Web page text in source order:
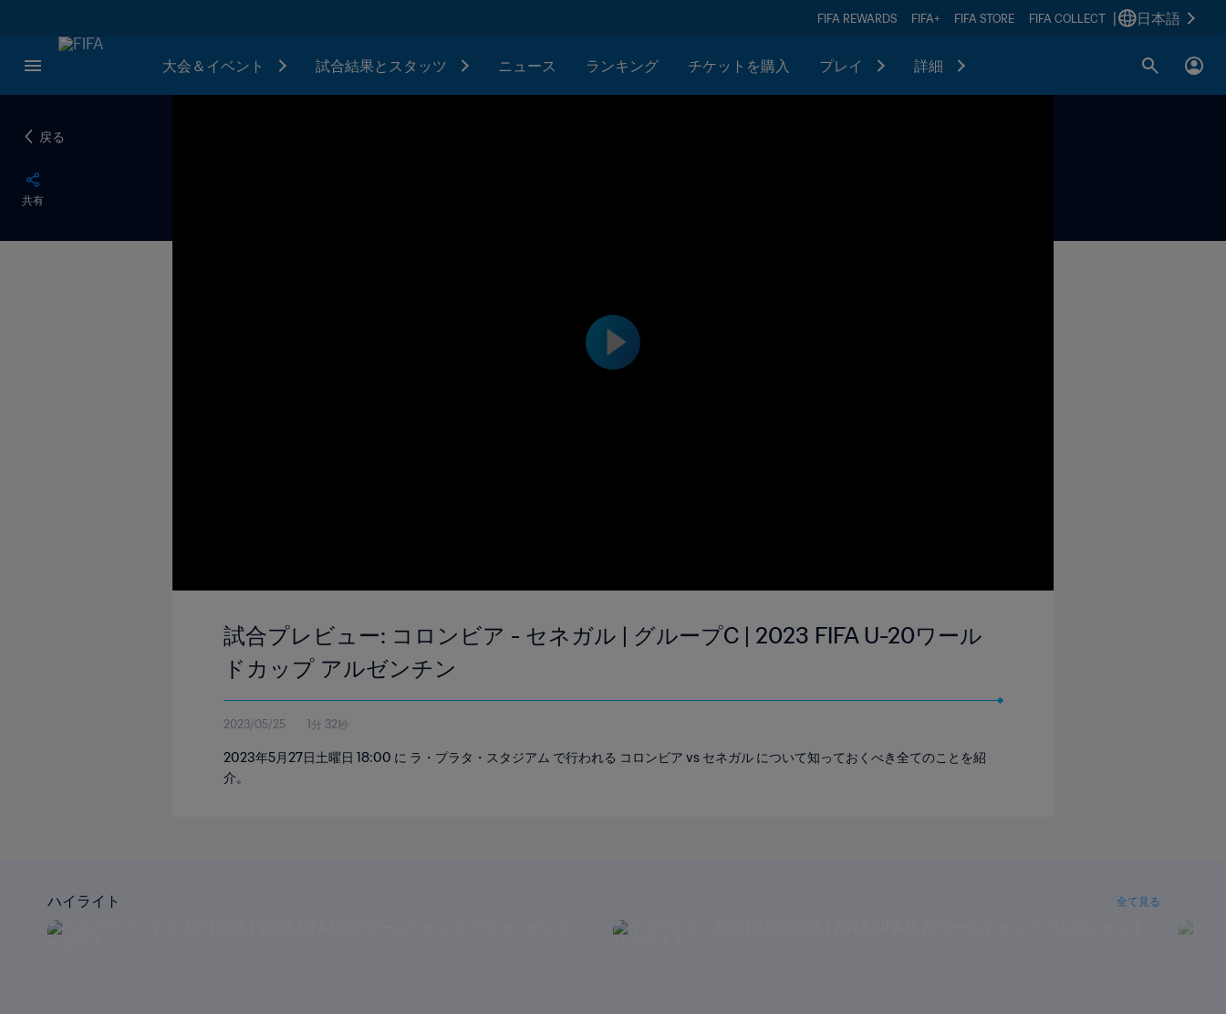
FIFA REWARDS FIFA+ FIFA STORE FIFA COLLECT 日本語
大会＆イベント 試合結果とスタッツ ニュース ランキング チケットを購入 プレイ 詳細
戻る
共有
試合プレビュー: コロンビア - セネガル | グループC | 2023 FIFA U-20ワール
ドカップ アルゼンチン
2023/05/25 1分 32秒
2023年5月27日土曜日 18:00 に ラ・プラタ・スタジアム で行われる コロンビア vs セネガル について知っておくべき全てのことを紹
介。
ハイライト 全て見る